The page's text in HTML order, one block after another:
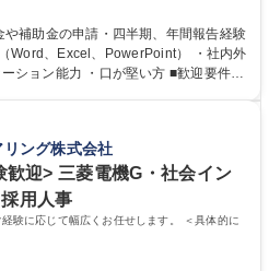
ゆくゆくはリーダーやマネージャーポ
ます。 【総務・人事グルー
採用活動 ・教育研修の企画、実行 ・勤
の会議運営（評議員会、理事会） ・
合せ、相談対応 ・その他日常の総務
補助金の申請・四半期、年間報告経験
Word、Excel、PowerPoint） ・社内外
ン能力 ・口が堅い方 ■歓迎要件
ング株式会社
歓迎> 三菱電機G・社会イン
用人事
験に応じて幅広くお任せします。 ＜具体的に